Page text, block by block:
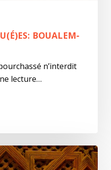
BOUALEM-
n’interdit
lecture…